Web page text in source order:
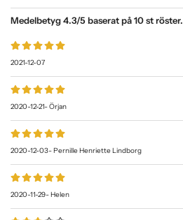
Medelbetyg4.3/5 baserat på10st röster.
2021-12-07
2020-12-21-Örjan
2020-12-03-Pernille Henriette Lindborg
2020-11-29-Helen